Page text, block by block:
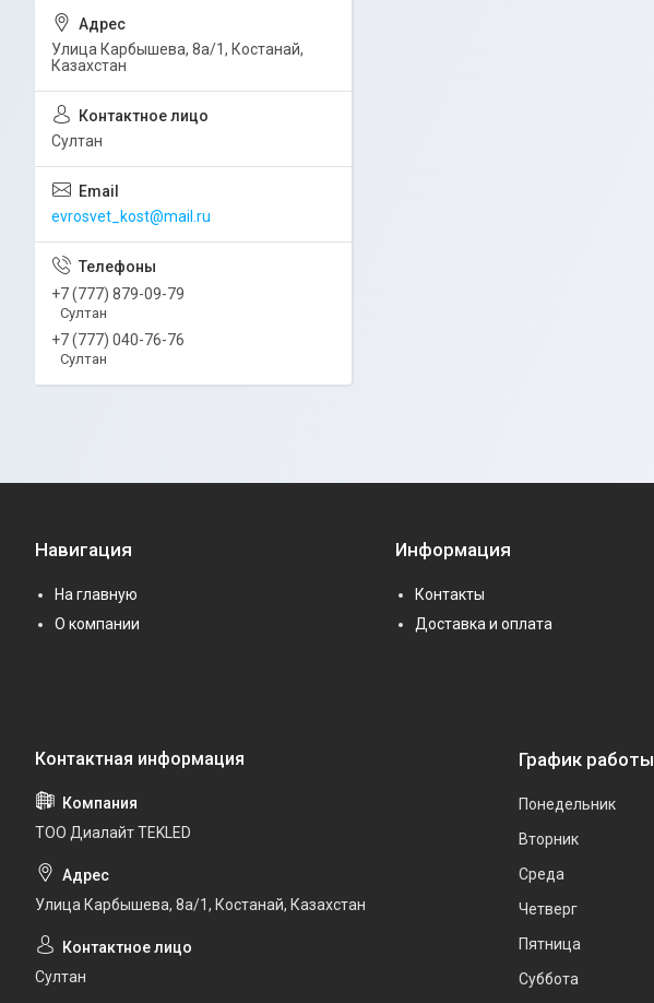
Улица Карбышева, 8а/1, Костанай,
Казахстан
Султан
evrosvet_kost@mail.ru
+7 (777) 879-09-79
Султан
+7 (777) 040-76-76
Султан
Навигация
На главную
О компании
Информация
Контакты
Доставка и оплата
ТОО Диалайт TEKLED
Улица Карбышева, 8а/1, Костанай, Казахстан
Султан
График работы
Понедельник
Вторник
Среда
Четверг
Пятница
Суббота